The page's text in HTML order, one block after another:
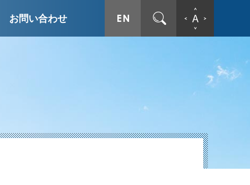
お問い合わせ
サイト内検索